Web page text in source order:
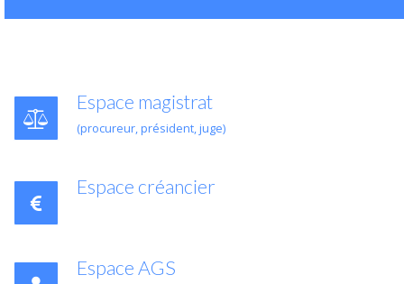
Espace magistrat
(procureur, président, juge)
Espace créancier
Espace AGS